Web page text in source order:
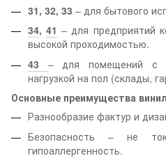
31, 32, 33 – для бытового
34,41 – для предприятий
высокой проходимостью.
43 – для помещений с
нагрузкой на пол (склады,
Основные преимущества
Разнообразие фактур и
Безопасность – не
гипоаллергенность.